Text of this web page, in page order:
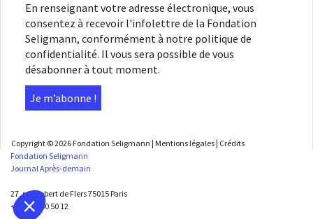
En renseignant votre adresse électronique, vous
consentez à recevoir l'infolettre de la Fondation
Seligmann, conformément à notre politique de
confidentialité. Il vous sera possible de vous
désabonner à tout moment.
Copyright © 2026 Fondation Seligmann | Mentions légales | Crédits
Fondation Seligmann
Journal Après-demain
27, rue Robert de Flers 75015 Paris
+33 1 45 50 50 12